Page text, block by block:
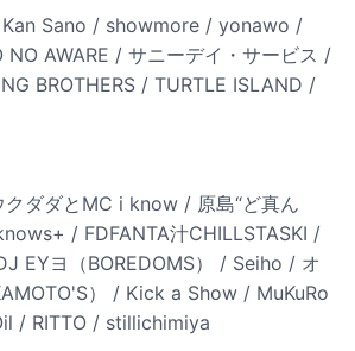
Sano / showmore / yonawo /
NO AWARE / サニーデイ・サービス /
BROTHERS / TURTLE ISLAND /
ダダとMC i know / 原島“ど真ん
/ FDFANTA汁CHILLSTASKI /
EYヨ（BOREDOMS） / Seiho / オ
） / Kick a Show / MuKuRo
/ RITTO / stillichimiya